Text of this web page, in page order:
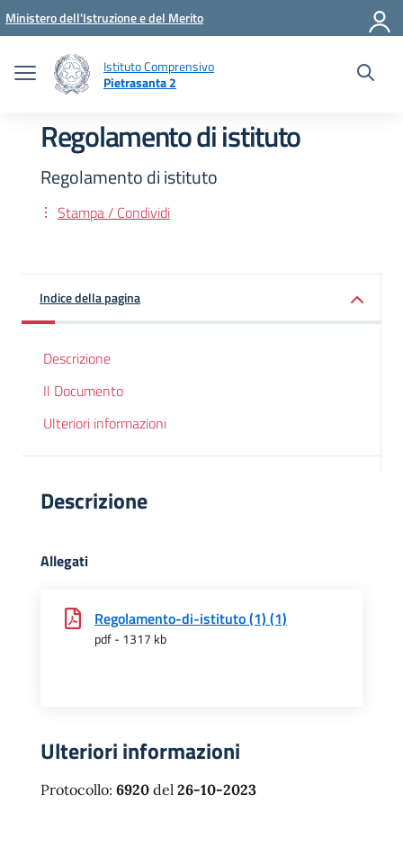
Vai ai contenuti
Vai al menu di navigazione
Vai al footer
Ministero dell'Istruzione e del Merito
Istituto Comprensivo
Pietrasanta 2
Regolamento di istituto
Regolamento di istituto
Stampa / Condividi
Indice della pagina
Descrizione
Il Documento
Ulteriori informazioni
Descrizione
Allegati
Regolamento-di-istituto (1) (1)
pdf - 1317 kb
Ulteriori informazioni
Protocollo: 6920 del 26-10-2023